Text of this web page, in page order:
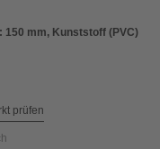
150 mm, Kunststoff (PVC)
prüfen